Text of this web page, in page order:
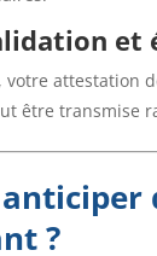
et
votre attestation
être transmise
?